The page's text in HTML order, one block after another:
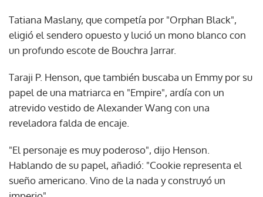
Tatiana Maslany, que competía por "Orphan Black",
eligió el sendero opuesto y lució un mono blanco con
un profundo escote de Bouchra Jarrar.
Taraji P. Henson, que también buscaba un Emmy por su
papel de una matriarca en "Empire", ardía con un
atrevido vestido de Alexander Wang con una
reveladora falda de encaje.
"El personaje es muy poderoso", dijo Henson.
Hablando de su papel, añadió: "Cookie representa el
sueño americano. Vino de la nada y construyó un